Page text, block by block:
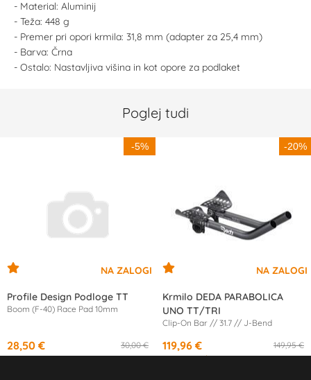
- Material: Aluminij
- Teža: 448 g
- Premer pri opori krmila: 31,8 mm (adapter za 25,4 mm)
- Barva: Črna
- Ostalo: Nastavljiva višina in kot opore za podlaket
Poglej tudi
-5%
Profile Design Podloge TT
Boom (F-40) Race Pad 10mm
30,00 €
28,50 €
-20%
Krmilo DEDA PARABOLICA
UNO TT/TRI
Clip-On Bar // 31.7 // J-Bend
149,95 €
119,96 €
od11,27 €/mesec